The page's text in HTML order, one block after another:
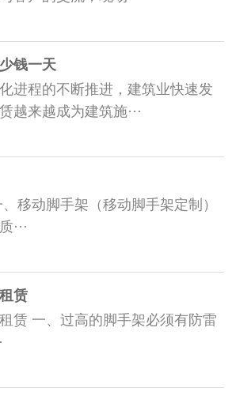
钱一天
进程的不断推进，建筑业快速发
越来越成为建筑施···
移动脚手架（移动脚手架定制）
···
赁
赁 一、过高的脚手架必须有防雷